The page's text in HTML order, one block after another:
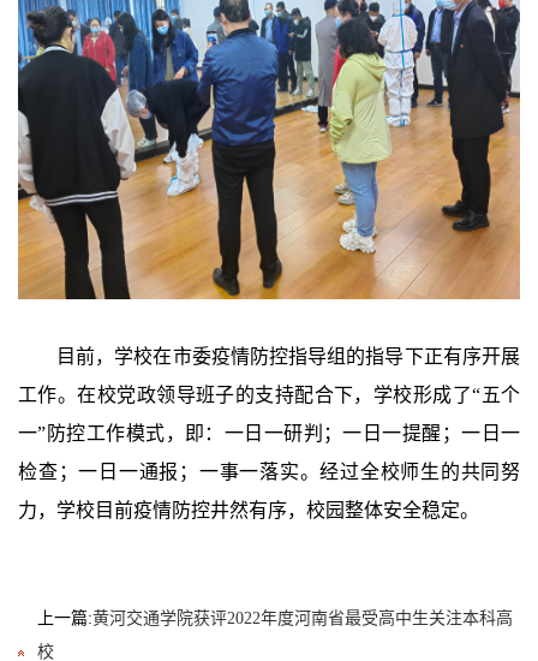
目前，学校在市委疫情防控指导组的指导下正有序开展
工作。在校党政领导班子的支持配合下，学校形成了“五个
一”防控工作模式，即：一日一研判；一日一提醒；一日一
检查；一日一通报；一事一落实。经过全校师生的共同努
力，学校目前疫情防控井然有序，校园整体安全稳定。
上一篇:黄河交通学院获评2022年度河南省最受高中生关注本科高
校